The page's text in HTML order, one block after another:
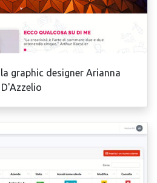
graphic designer Arianna
D'Azzelio